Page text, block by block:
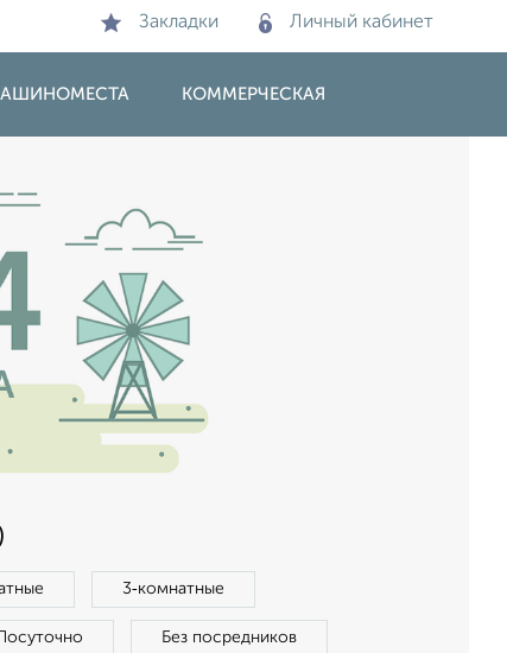
Закладки Личный кабинет
КОММЕРЧЕСКАЯ
3‑комнатные
Посуточно Без посредников